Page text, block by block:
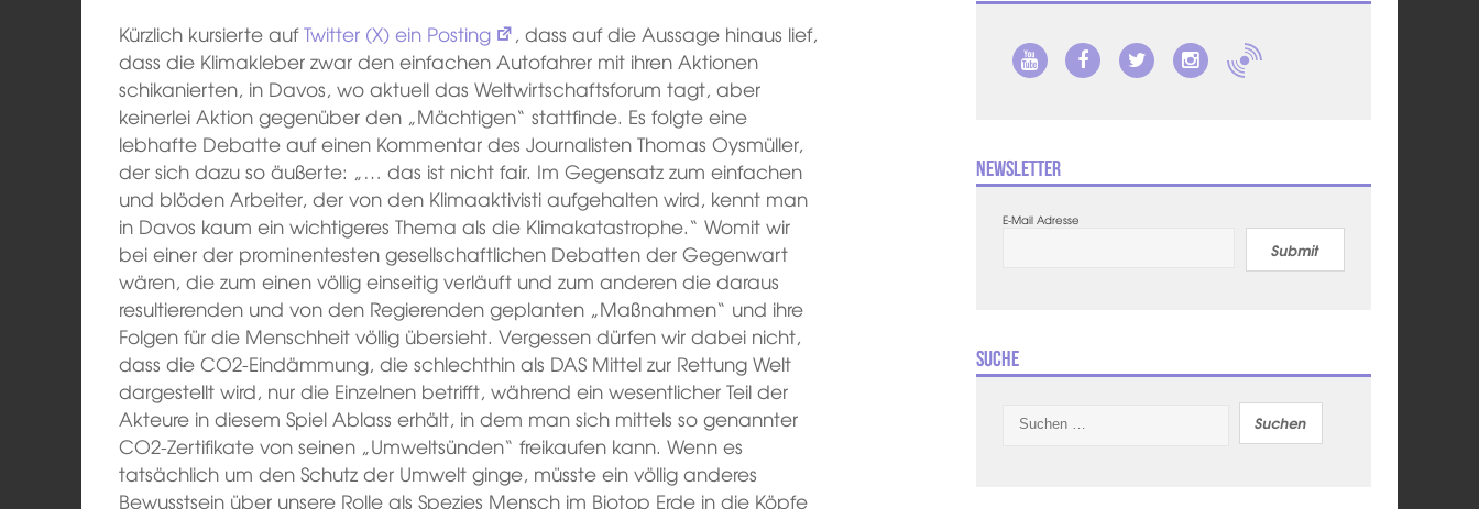
Kürzlich kursierte aufTwitter (X) ein Posting
, dass auf die Aussage hinaus lief,
dass die Klimakleber zwar den einfachen Autofahrer mit ihren Aktionen
schikanierten, in Davos, wo aktuell das Weltwirtschaftsforum tagt, aber
keinerlei Aktion gegenüber den „Mächtigen“ stattfinde. Es folgte eine
lebhafte Debatte auf einen Kommentar des Journalisten Thomas Oysmüller,
der sich dazu so äußerte: „… das ist nicht fair. Im Gegensatz zum einfachen
und blöden Arbeiter, der von den Klimaaktivisti aufgehalten wird, kennt man
in Davos kaum ein wichtigeres Thema als die Klimakatastrophe.“ Womit wir
bei einer der prominentesten gesellschaftlichen Debatten der Gegenwart
wären, die zum einen völlig einseitig verläuft und zum anderen die daraus
resultierenden und von den Regierenden geplanten „Maßnahmen“ und ihre
Folgen für die Menschheit völlig übersieht. Vergessen dürfen wir dabei nicht,
dass die CO2-Eindämmung, die schlechthin als DAS Mittel zur Rettung Welt
dargestellt wird, nur die Einzelnen betrifft, während ein wesentlicher Teil der
Akteure in diesem Spiel Ablass erhält, in dem man sich mittels so genannter
CO2-Zertifikate von seinen „Umweltsünden“ freikaufen kann. Wenn es
tatsächlich um den Schutz der Umwelt ginge, müsste ein völlig anderes
Bewusstsein über unsere Rolle als Spezies Mensch im Biotop Erde in die Köpfe
Newsletter
E-Mail Adresse
Submit
Suche
nach: